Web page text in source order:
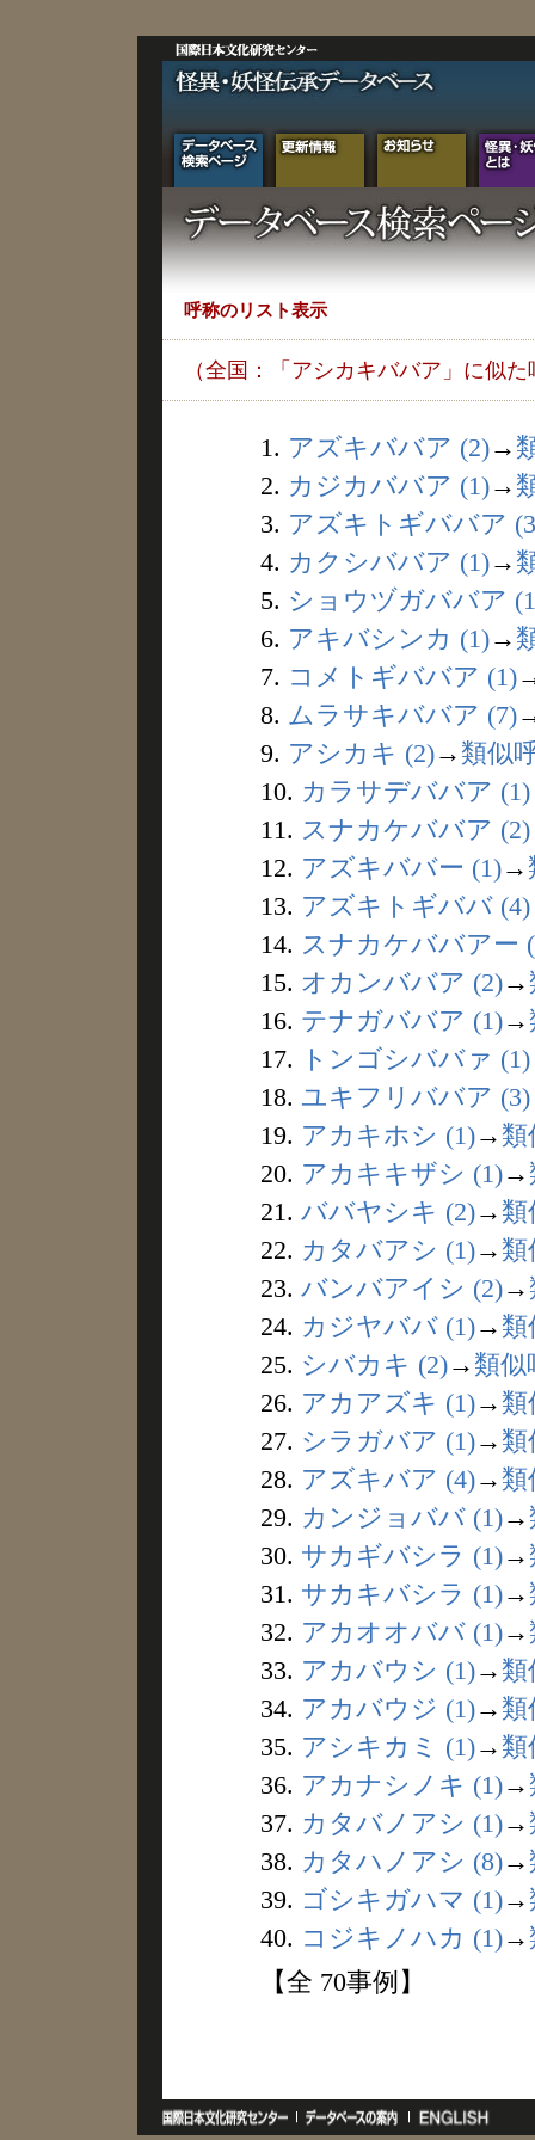
呼称のリスト表示
（全国：「アシカキババア」に似た
1. アズキババア (2)→
2. カジカババア (1)→
3. アズキトギババア
4. カクシババア (1)→
5. ショウヅガババア
6. アキバシンカ (1)→
7. コメトギババア (1)
8. ムラサキババア (7)
9. アシカキ (2)→ 類似
10. カラサデババア (1)
11. スナカケババア (2)
12. アズキババー (1)→
13. アズキトギババ (4)
14. スナカケババアー
15. オカンババア (2)→
16. テナガババア (1)→
17.
トンゴシババァ (1)
18. ユキフリババア (3)
19. アカキホシ (1)→ 類
20. アカキキザシ (1)→
21. ババヤシキ (2)→ 類
22. カタバアシ (1)→ 類
23. バンバアイシ (2)→
24. カジヤババ (1)→ 類
25. シバカキ (2)→ 類似
26. アカアズキ (1)→ 類
27. シラガバア (1)→ 類
28. アズキバア (4)→ 類
29. カンジョババ (1)→
30. サカギバシラ (1)→
31. サカキバシラ (1)→
32. アカオオババ (1)→
33. アカバウシ (1)→ 類
34. アカバウジ (1)→ 類
35. アシキカミ (1)→ 類
36. アカナシノキ (1)→
37. カタバノアシ (1)→
38. カタハノアシ (8)→
39. ゴシキガハマ (1)→
40. コジキノハカ (1)→
【全 70事例】